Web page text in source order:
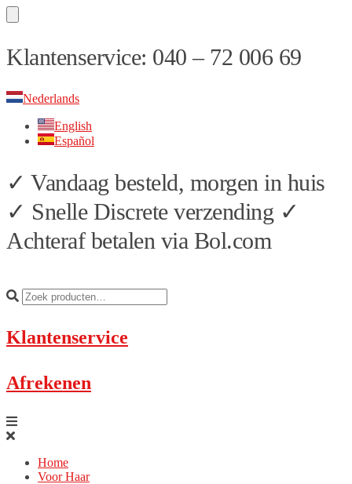
Skip
to
Skip
to
Klantenservice: 040 – 72 006 69
Nederlands
English
Español
✓ Vandaag besteld, morgen in huis
✓ Snelle Discrete verzending ✓
Achteraf betalen via Bol.com
Klantenservice
Afrekenen
Home
Voor Haar